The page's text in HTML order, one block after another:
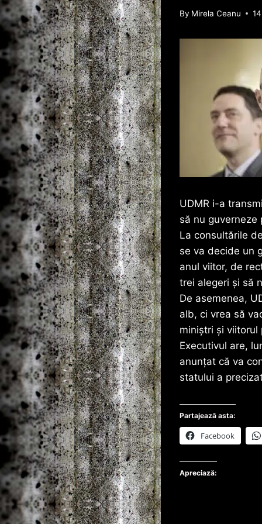
By Mirela Ceanu
UDMR i-a
să nu guverneze
La consultările
se va decide un
anul viitor, de
trei alegeri şi să
De asemenea,
alb, ci vrea să
miniştri şi viitorul
Executivul are,
anunţat că va
statului a
Partajează asta:
Facebook
Apreciază: